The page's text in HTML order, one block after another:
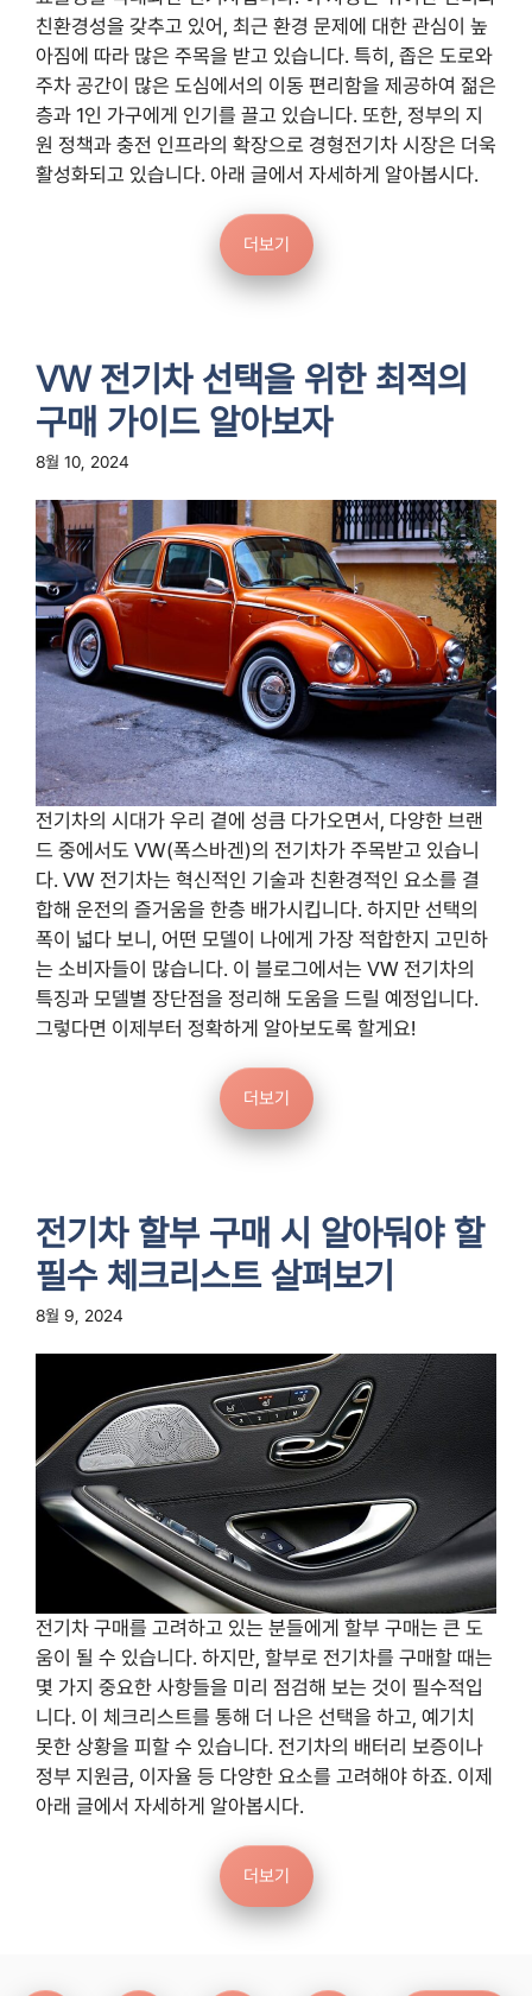
친환경성을 갖추고 있어, 최근 환경 문제에 대한 관심이 높
아짐에 따라 많은 주목을 받고 있습니다. 특히, 좁은 도로와
주차 공간이 많은 도심에서의 이동 편리함을 제공하여 젊은
층과 1인 가구에게 인기를 끌고 있습니다. 또한, 정부의 지
원 정책과 충전 인프라의 확장으로 경형전기차 시장은 더욱
활성화되고 있습니다. 아래 글에서 자세하게 알아봅시다.
더보기
VW 전기차 선택을 위한 최적의
구매 가이드 알아보자
8월 10, 2024
전기차의 시대가 우리 곁에 성큼 다가오면서, 다양한 브랜
드 중에서도 VW(폭스바겐)의 전기차가 주목받고 있습니
다. VW 전기차는 혁신적인 기술과 친환경적인 요소를 결
합해 운전의 즐거움을 한층 배가시킵니다. 하지만 선택의
폭이 넓다 보니, 어떤 모델이 나에게 가장 적합한지 고민하
는 소비자들이 많습니다. 이 블로그에서는 VW 전기차의
특징과 모델별 장단점을 정리해 도움을 드릴 예정입니다.
그렇다면 이제부터 정확하게 알아보도록 할게요!
더보기
전기차 할부 구매 시 알아둬야 할
필수 체크리스트 살펴보기
8월 9, 2024
전기차 구매를 고려하고 있는 분들에게 할부 구매는 큰 도
움이 될 수 있습니다. 하지만, 할부로 전기차를 구매할 때는
몇 가지 중요한 사항들을 미리 점검해 보는 것이 필수적입
니다. 이 체크리스트를 통해 더 나은 선택을 하고, 예기치
못한 상황을 피할 수 있습니다. 전기차의 배터리 보증이나
정부 지원금, 이자율 등 다양한 요소를 고려해야 하죠. 이제
아래 글에서 자세하게 알아봅시다.
더보기